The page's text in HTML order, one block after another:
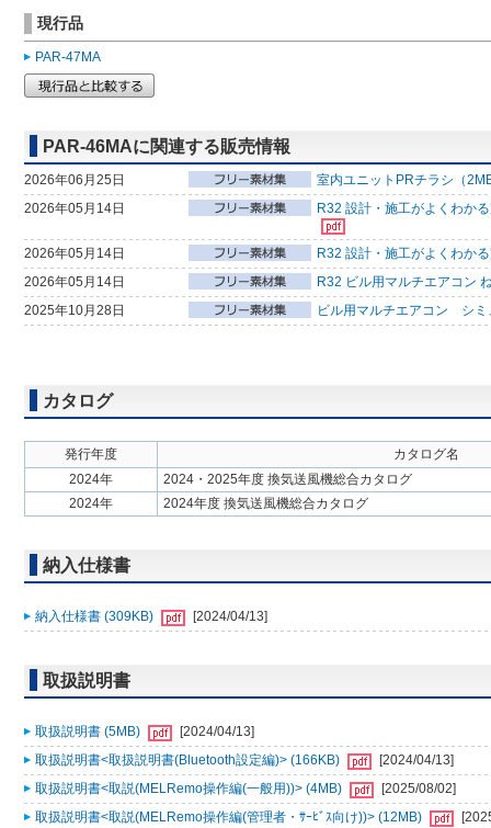
現行品
PAR-47MA
PAR-46MAに関連する販売情報
2026年06月25日
室内ユニットPRチラシ（
2026年05月14日
R32 設計・施工がよくわか
2026年05月14日
R32 設計・施工がよくわか
2026年05月14日
R32 ビル用マルチエアコン
2025年10月28日
ビル用マルチエアコン シミ
カタログ
発行年度
カタログ名
2024年
2024・2025年度 換気送風機総合カタログ
2024年
2024年度 換気送風機総合カタログ
納入仕様書
納入仕様書 (309KB) [2024/04/13]
取扱説明書
取扱説明書 (5MB)
[2024/04/13]
取扱説明書<取扱説明書(Bluetooth設定編)> (166KB)
[2024/04/13]
取扱説明書<取説(MELRemo操作編(一般用))> (4MB)
[2025/08/02]
取扱説明書<取説(MELRemo操作編(管理者・ｻｰﾋﾞｽ向け))> (12MB)